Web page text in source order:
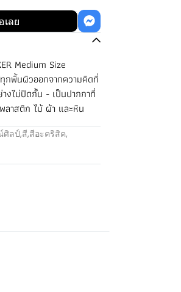
เลย
Medium Size
กพื้นผิวออกจากความคิดที่
งไม่ปิดกั้น - เป็นปากกาที่
ลาสติก ไม้ ผ้า และหิน
ศิลป์,สี,สีอะคริสิค,